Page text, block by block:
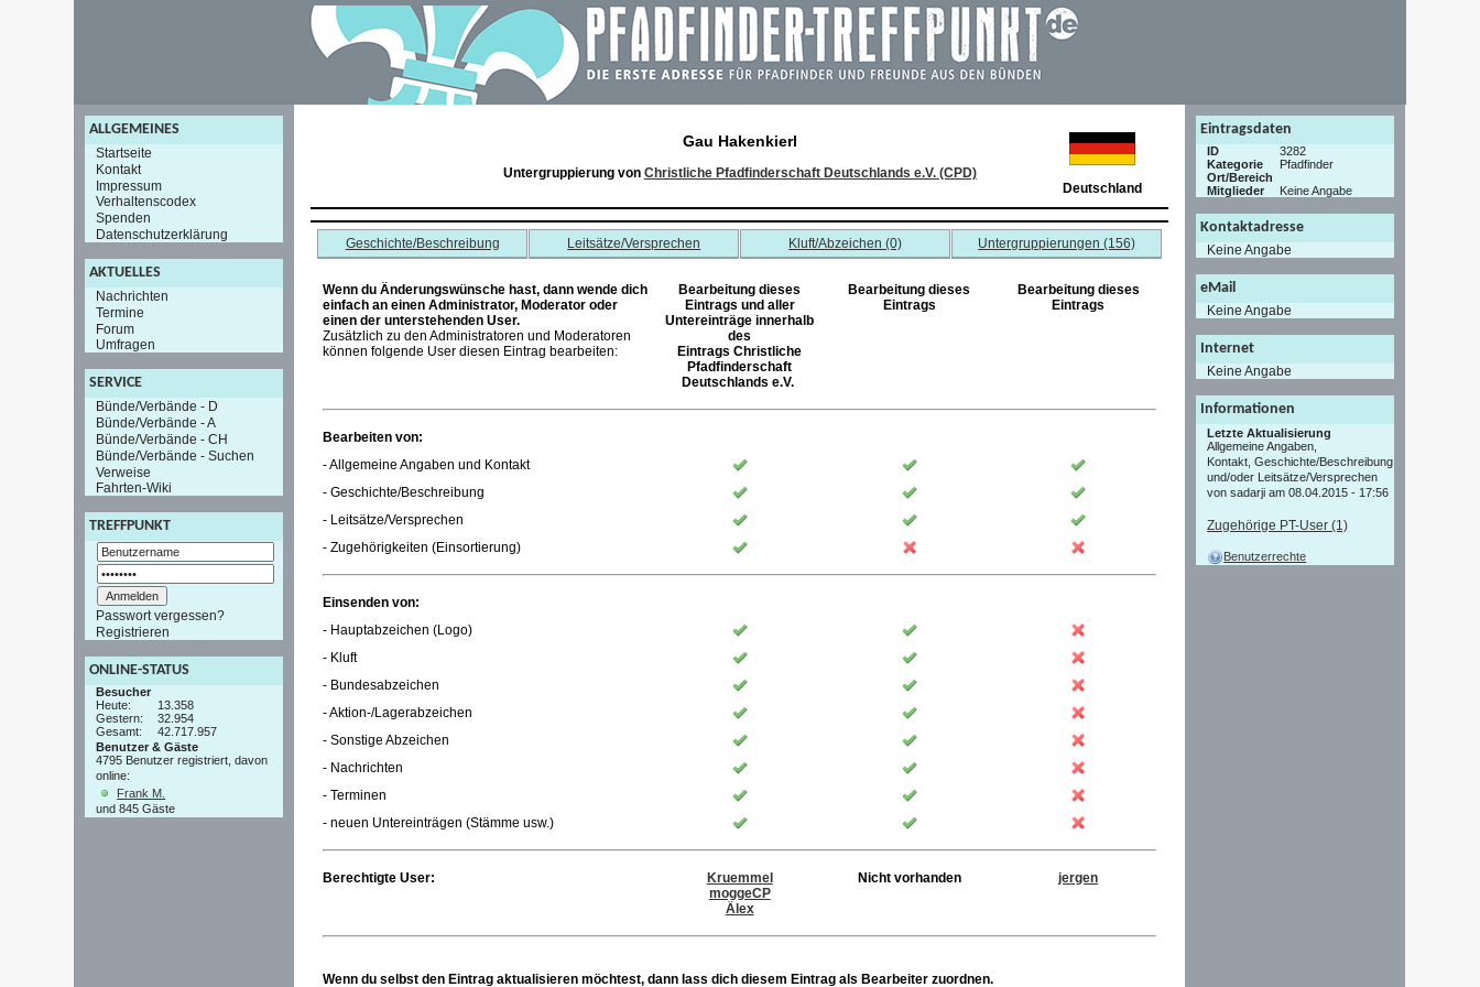
ALLGEMEINES
Startseite
Kontakt
Impressum
Verhaltenscodex
Spenden
Datenschutzerklärung
AKTUELLES
Nachrichten
Termine
Forum
Umfragen
SERVICE
Bünde/Verbände - D
Bünde/Verbände - A
Bünde/Verbände - CH
Bünde/Verbände - Suchen
Verweise
Fahrten-Wiki
TREFFPUNKT
Passwort vergessen?
Registrieren
ONLINE-STATUS
Besucher
Heute:
13.358
Gestern:
32.954
Gesamt:
42.717.957
Benutzer & Gäste
4795 Benutzer registriert, davon
online:
Frank M.
und 845 Gäste
Gau Hakenkierl
Deutschland
Untergruppierung von Christliche Pfadfinderschaft Deutschlands e.V. (CPD)
Geschichte/Beschreibung Leitsätze/Versprechen Kluft/Abzeichen (0) Untergruppierungen (156)
Wenn du Änderungswünsche hast, dann wende dich
einfach an einen Administrator, Moderator oder
einen der unterstehenden User.
Zusätzlich zu den Administratoren und Moderatoren
können folgende User diesen Eintrag bearbeiten:
Bearbeitung dieses
Eintrags und aller
Untereinträge innerhalb
des
Eintrags Christliche
Pfadfinderschaft
Deutschlands e.V.
Bearbeitung dieses
Eintrags
Bearbeitung dieses
Eintrags
Bearbeiten von:
- Allgemeine Angaben und Kontakt
- Geschichte/Beschreibung
- Leitsätze/Versprechen
- Zugehörigkeiten (Einsortierung)
Einsenden von:
- Hauptabzeichen (Logo)
- Kluft
- Bundesabzeichen
- Aktion-/Lagerabzeichen
- Sonstige Abzeichen
- Nachrichten
- Terminen
- neuen Untereinträgen (Stämme usw.)
Berechtigte User:
Kruemmel
moggeCP
Älex
Nicht vorhanden jergen
Wenn du selbst den Eintrag aktualisieren möchtest, dann lass dich diesem Eintrag als Bearbeiter zuordnen.
Eintragsdaten
ID
3282
Kategorie
Pfadfinder
Ort/Bereich
Mitglieder
Keine Angabe
Kontaktadresse
Keine Angabe
eMail
Keine Angabe
Internet
Keine Angabe
Informationen
Letzte Aktualisierung
Allgemeine Angaben,
Kontakt, Geschichte/Beschreibung
und/oder Leitsätze/Versprechen
von sadarji am 08.04.2015 - 17:56
Zugehörige PT-User (1)
Benutzerrechte